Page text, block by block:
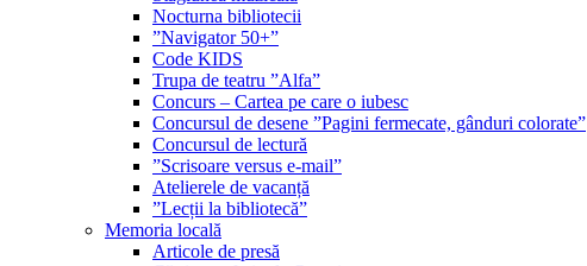
Nocturna bibliotecii
”Navigator 50+”
Code KIDS
Trupa de teatru ”Alfa”
Concurs – Cartea pe care o iubesc
Concursul de desene ”Pagini fermecate, gânduri colorate”
Concursul de lectură
”Scrisoare versus e-mail”
Atelierele de vacanță
”Lecții la bibliotecă”
Memoria locală
Articole de presă